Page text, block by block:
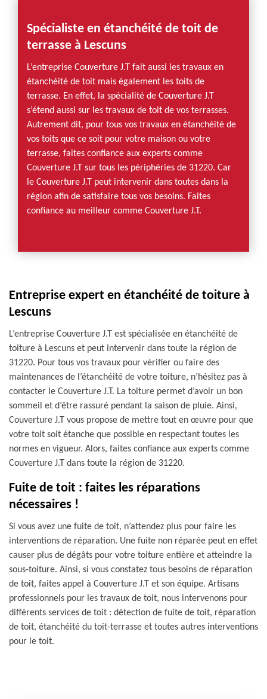
Spécialiste en étanchéité de toit de
terrasse à Lescuns
L’entreprise Couverture J.T fait aussi les travaux en
étanchéité de toit mais également les toits de
terrasse. En effet, la spécialité de Couverture J.T
s’étend aussi sur les travaux de toit de vos terrasses.
Autrement dit, pour tous vos travaux en étanchéité de
vos toits que ce soit pour votre maison ou votre
terrasse, faites confiance aux experts comme
Couverture J.T sur tous les périphéries de 31220. Car
le Couverture J.T peut intervenir dans toutes dans la
région afin de satisfaire tous vos besoins. Faites
confiance au meilleur comme Couverture J.T.
Entreprise expert en étanchéité de toiture à
Lescuns
L’entreprise Couverture J.T est spécialisée en étanchéité de
toiture à Lescuns et peut intervenir dans toute la région de
31220. Pour tous vos travaux pour vérifier ou faire des
maintenances de l’étanchéité de votre toiture, n’hésitez pas à
contacter le Couverture J.T. La toiture permet d’avoir un bon
sommeil et d’être rassuré pendant la saison de pluie. Ainsi,
Couverture J.T vous propose de mettre tout en œuvre pour que
votre toit soit étanche que possible en respectant toutes les
normes en vigueur. Alors, faites confiance aux experts comme
Couverture J.T dans toute la région de 31220.
Fuite de toit : faites les réparations
nécessaires !
Si vous avez une fuite de toit, n’attendez plus pour faire les
interventions de réparation. Une fuite non réparée peut en effet
causer plus de dégâts pour votre toiture entière et atteindre la
sous-toiture. Ainsi, si vous constatez tous besoins de réparation
de toit, faites appel à Couverture J.T et son équipe. Artisans
professionnels pour les travaux de toit, nous intervenons pour
différents services de toit : détection de fuite de toit, réparation
de toit, étanchéité du toit-terrasse et toutes autres interventions
pour le toit.